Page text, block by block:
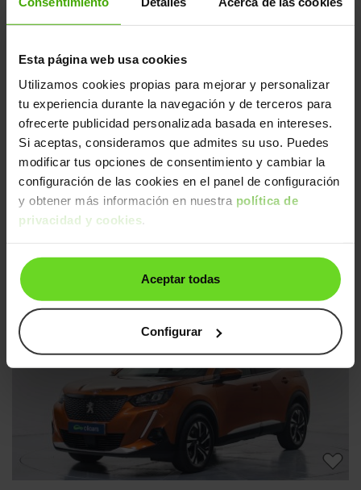
Esta página web usa cookies
Utilizamos cookies propias para mejorar y personalizar
tu experiencia durante la navegación y de terceros para
ofrecerte publicidad personalizada basada en intereses.
Si aceptas, consideramos que admites su uso. Puedes
modificar tus opciones de consentimiento y cambiar la
configuración de las cookies en el panel de configuración
y obtener más información en nuestra política de
privacidad y cookies.
Aceptar todas
Configurar
1.2 PureTech S&S Style 82
2019 | 73.619km | 82CV | Manual
9.490€
2 días
↓ 300€
1.2 PureTech S&S Allure 110
2017 | 64.859km | 110CV | Manual
8.790€
Gasolina Desde184€/mes
2 días
Correa nueva